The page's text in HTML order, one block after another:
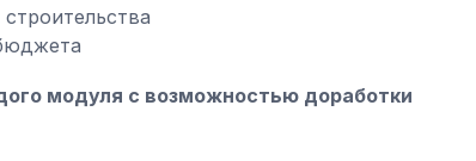
модуля с возможностью доработки